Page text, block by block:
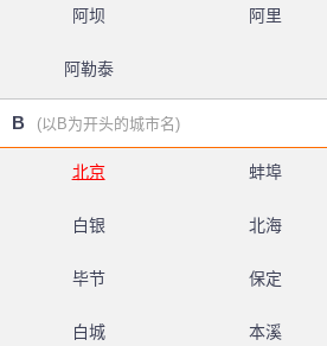
阿坝 阿里
阿勒泰
B (以B为开头的城市名)
北京 蚌埠
白银 北海
毕节 保定
白城 本溪